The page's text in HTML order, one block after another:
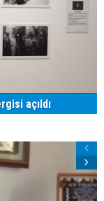
açıldı